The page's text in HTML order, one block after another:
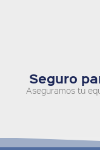
Seguro
Aseguramos tu